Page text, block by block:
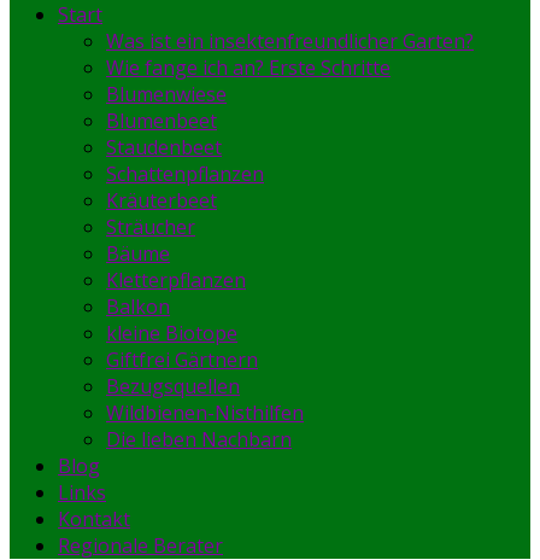
Start
Was ist ein insektenfreundlicher Garten?
Wie fange ich an? Erste Schritte
Blumenwiese
Blumenbeet
Staudenbeet
Schattenpflanzen
Kräuterbeet
Sträucher
Bäume
Kletterpflanzen
Balkon
kleine Biotope
Giftfrei Gärtnern
Bezugsquellen
Wildbienen-Nisthilfen
Die lieben Nachbarn
Blog
Links
Kontakt
Regionale Berater